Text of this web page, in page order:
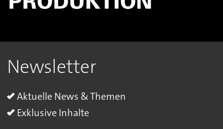
Newsletter
Aktuelle News & Themen
Exklusive Inhalte